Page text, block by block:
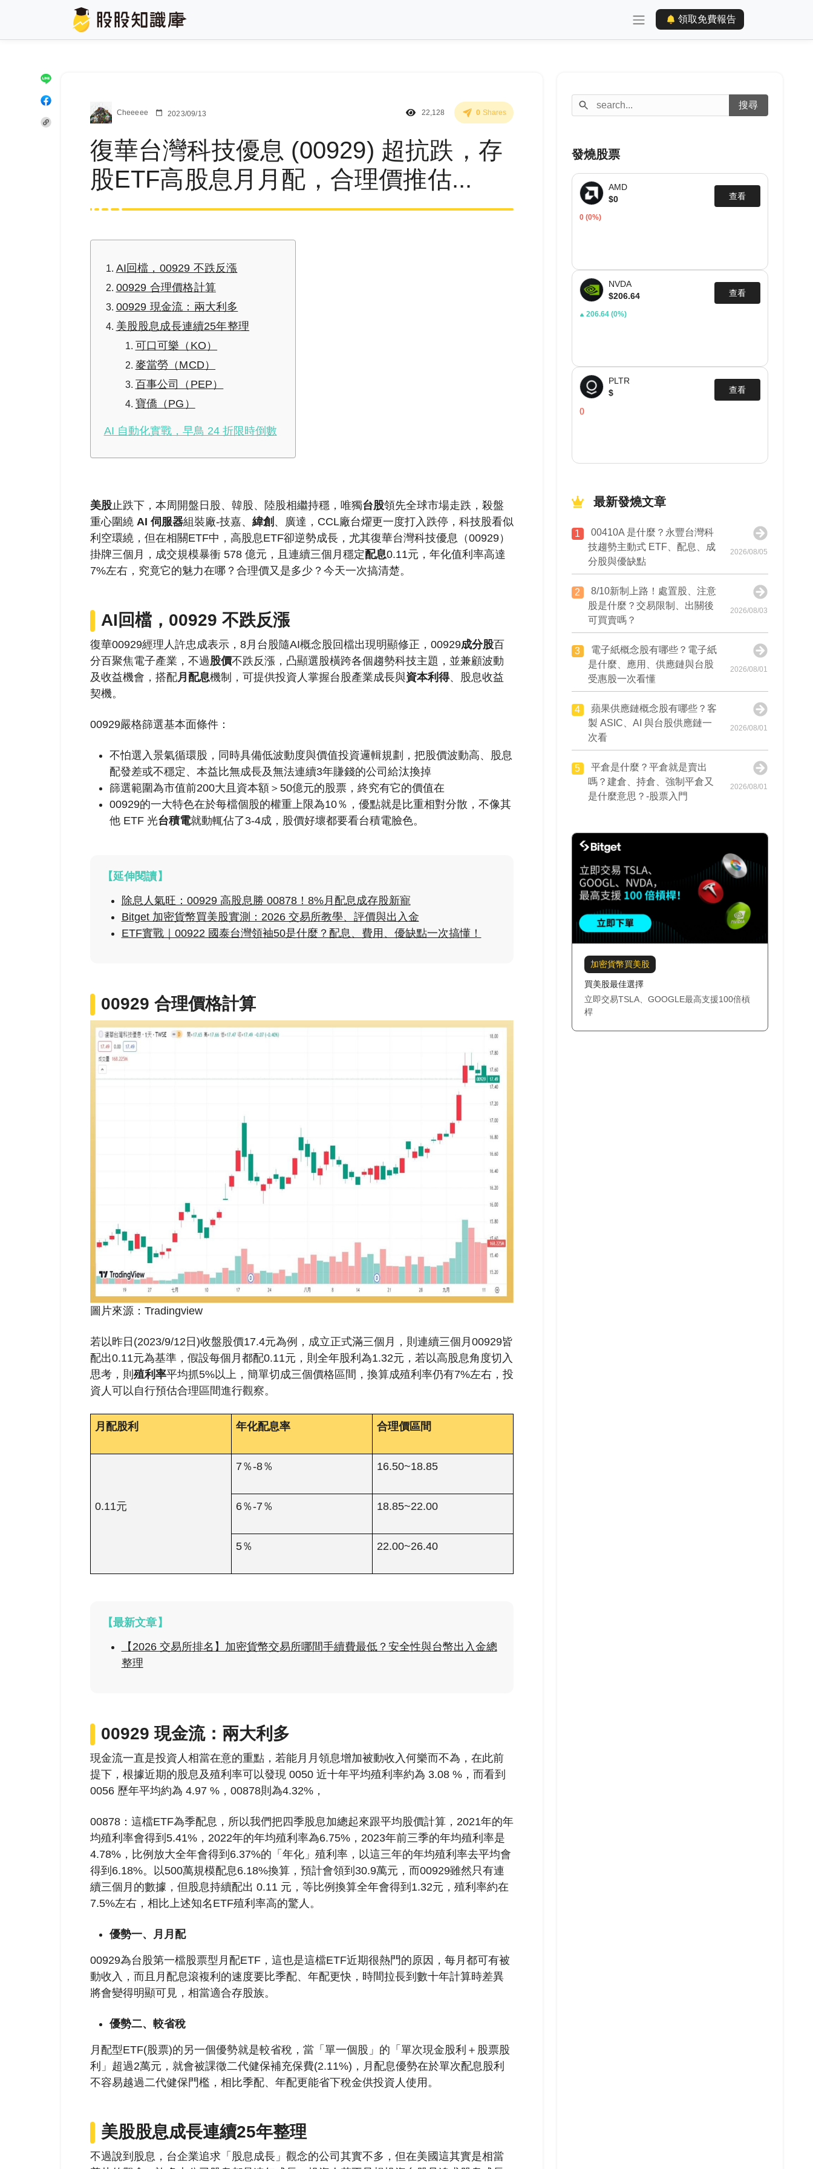
領取免費報告
Cheeeee 2023/09/13 22,128 0 Shares
復華台灣科技優息 (00929) 超抗跌，存
股ETF高股息月月配，合理價推估...
AI回檔，00929 不跌反漲
00929 合理價格計算
00929 現金流：兩大利多
美股股息成長連續25年整理
可口可樂（KO）
麥當勞（MCD）
百事公司（PEP）
寶僑（PG）
AI 自動化實戰，早鳥 24 折限時倒數
美股止跌下，本周開盤日股、韓股、陸股相繼持穩，唯獨台股領先全球市場走跌，殺盤
重心圍繞 AI 伺服器組裝廠-技嘉、 緯創 、廣達，CCL廠台燿更一度打入跌停，科技股看似
利空環繞，但在相關ETF中，高股息ETF卻逆勢成長，尤其復華台灣科技優息（00929）
掛牌三個月，成交規模暴衝 578 億元，且連續三個月穩定配息0.11元，年化值利率高達
7%左右，究竟它的魅力在哪？合理價又是多少？今天一次搞清楚。
AI回檔，00929 不跌反漲
復華00929經理人許忠成表示，8月台股隨AI概念股回檔出現明顯修正，00929成分股百
分百聚焦電子產業，不過股價不跌反漲，凸顯選股橫跨各個趨勢科技主題，並兼顧波動
及收益機會，搭配月配息機制，可提供投資人掌握台股產業成長與資本利得、股息收益
契機。
00929嚴格篩選基本面條件：
不怕選入景氣循環股，同時具備低波動度與價值投資邏輯規劃，把股價波動高、股息
配發差或不穩定、本益比無成長及無法連續3年賺錢的公司給汰換掉
篩選範圍為市值前200大且資本額＞50億元的股票，終究有它的價值在
00929的一大特色在於每檔個股的權重上限為10％，優點就是比重相對分散，不像其
他 ETF 光台積電就動輒佔了3-4成，股價好壞都要看台積電臉色。
【延伸閱讀】
除息人氣旺：00929 高股息勝 00878！8%月配息成存股新寵
Bitget 加密貨幣買美股實測：2026 交易所教學、評價與出入金
ETF實戰｜00922 國泰台灣領袖50是什麼？配息、費用、優缺點一次搞懂！
00929 合理價格計算
圖片來源：Tradingview
若以昨日(2023/9/12日)收盤股價17.4元為例，成立正式滿三個月，則連續三個月00929皆
配出0.11元為基準，假設每個月都配0.11元，則全年股利為1.32元，若以高股息角度切入
思考，則 殖利率平均抓5%以上，簡單切成三個價格區間，換算成殖利率仍有7%左右，投
資人可以自行預估合理區間進行觀察。
月配股利 年化配息率 合理價區間
0.11元
7％-8％ 16.50~18.85
6％-7％ 18.85~22.00
5％ 22.00~26.40
【最新文章】
【2026 交易所排名】加密貨幣交易所哪間手續費最低？安全性與台幣出入金總
整理
00929 現金流：兩大利多
現金流一直是投資人相當在意的重點，若能月月領息增加被動收入何樂而不為，在此前
提下，根據近期的股息及殖利率可以發現 0050 近十年平均殖利率約為 3.08 %，而看到
0056 歷年平均約為 4.97 %，00878則為4.32%，
00878：這檔ETF為季配息，所以我們把四季股息加總起來跟平均股價計算，2021年的年
均殖利率會得到5.41%，2022年的年均殖利率為6.75%，2023年前三季的年均殖利率是
4.78%，比例放大全年會得到6.37%的「年化」殖利率，以這三年的年均殖利率去平均會
得到6.18%。以500萬規模配息6.18%換算，預計會領到30.9萬元，而00929雖然只有連
續三個月的數據，但股息持續配出 0.11 元，等比例換算全年會得到1.32元，殖利率約在
7.5%左右，相比上述知名ETF殖利率高的驚人。
優勢一、月月配
00929為台股第一檔股票型月配ETF，這也是這檔ETF近期很熱門的原因，每月都可有被
動收入，而且月配息滾複利的速度要比季配、年配更快，時間拉長到數十年計算時差異
將會變得明顯可見，相當適合存股族。
優勢二、較省稅
月配型ETF(股票)的另一個優勢就是較省稅，當「單一個股」的「單次現金股利＋股票股
利」超過2萬元，就會被課徵二代健保補充保費(2.11%)，月配息優勢在於單次配息股利
不容易越過二代健保門檻，相比季配、年配更能省下稅金供投資人使用。
美股股息成長連續25年整理
不過說到股息，台企業追求「股息成長」觀念的公司其實不多，但在美國這其實是相當
發燒股票
AMD
$0
查看
0 (0%)
NVDA
$206.64
查看
206.64 (0%)
PLTR
$
查看
()
最新發燒文章
1
00410A 是什麼？永豐台灣科
技趨勢主動式 ETF、配息、成
分股與優缺點
2026/08/05
2
8/10新制上路！處置股、注意
股是什麼？交易限制、出關後
可買賣嗎？
2026/08/03
3
電子紙概念股有哪些？電子紙
是什麼、應用、供應鏈與台股
受惠股一次看懂
2026/08/01
4
蘋果供應鏈概念股有哪些？客
製 ASIC、AI 與台股供應鏈一
次看
2026/08/01
5
平倉是什麼？平倉就是賣出
嗎？建倉、持倉、強制平倉又
是什麼意思？-股票入門
2026/08/01
加密貨幣買美股
買美股最佳選擇
立即交易TSLA、GOOGLE最高支援100倍槓
桿